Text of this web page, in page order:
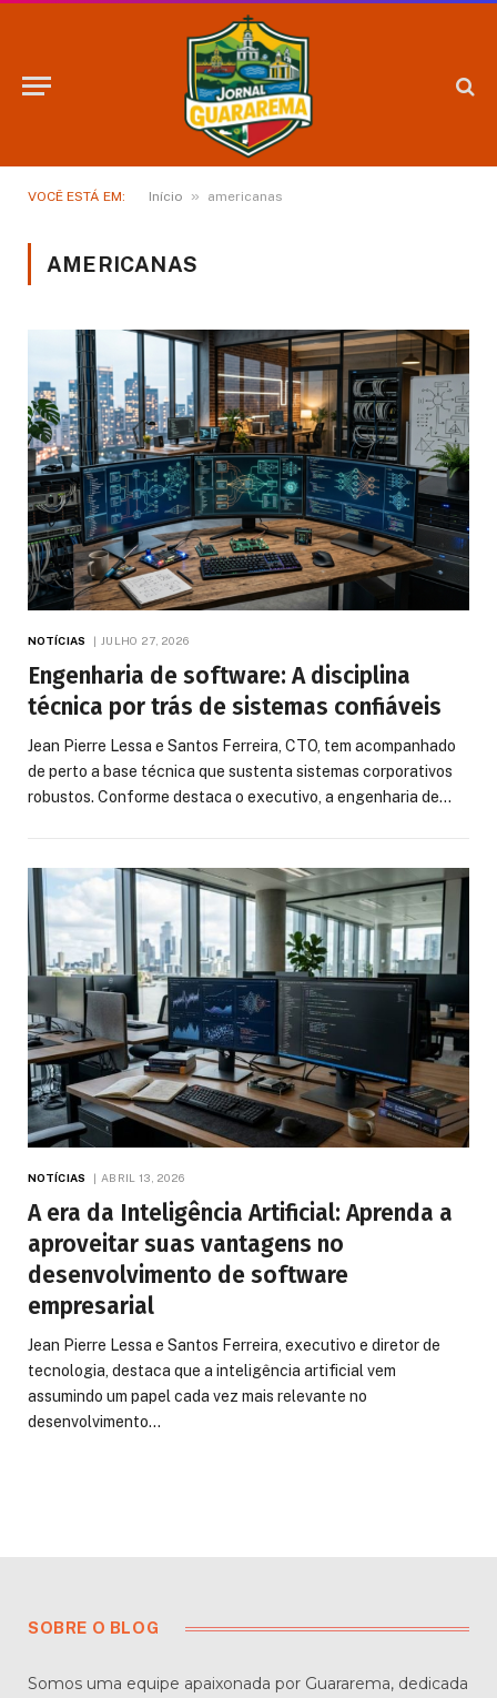
VOCÊ ESTÁ EM: Início » americanas
AMERICANAS
NOTÍCIAS JULHO 27, 2026
Engenharia de software: A disciplina
técnica por trás de sistemas confiáveis
Jean Pierre Lessa e Santos Ferreira, CTO, tem acompanhado
de perto a base técnica que sustenta sistemas corporativos
robustos. Conforme destaca o executivo, a engenharia de…
NOTÍCIAS ABRIL 13, 2026
A era da Inteligência Artificial: Aprenda a
aproveitar suas vantagens no
desenvolvimento de software
empresarial
Jean Pierre Lessa e Santos Ferreira, executivo e diretor de
tecnologia, destaca que a inteligência artificial vem
assumindo um papel cada vez mais relevante no
desenvolvimento…
SOBRE O BLOG
Somos uma equipe apaixonada por Guararema, dedicada